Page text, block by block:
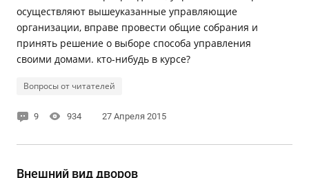
осуществляют вышеуказанные управляющие
организации, вправе провести общие собрания и
принять решение о выборе способа управления
своими домами. кто-нибудь в курсе?
Вопросы от читателей
9 934 27 Апреля 2015
Внешний вид дворов